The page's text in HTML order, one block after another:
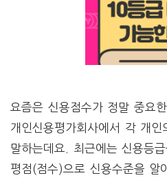
요즘은 신용점수가 정말 중요
개인신용평가회사에서 각 개
말하는데요. 최근에는 신용등
평점(점수)으로 신용수준을 알